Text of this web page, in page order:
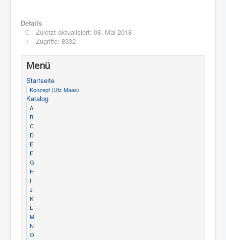
Details
Zuletzt aktualisiert: 08. Mai 2018
Zugriffe: 8332
Menü
Startseite
Konzept (Utz Maas)
Katalog
A
B
C
D
E
F
G
H
I
J
K
L
M
N
O